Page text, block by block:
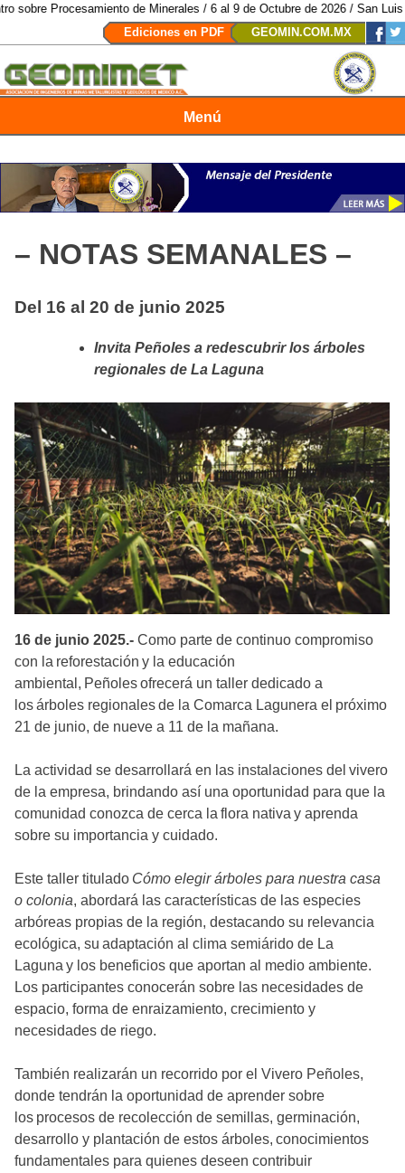
de Minerales / 6 al 9 de Octubre de 2026 / San Luis Potosí, SLP //
Ediciones en PDF
GEOMIN.COM.MX
Menú
– NOTAS SEMANALES –
Del 16 al 20 de junio 2025
Invita Peñoles a redescubrir los árboles
regionales de La Laguna
16 de junio 2025.- Como parte de continuo compromiso
con la reforestación y la educación
ambiental, Peñoles ofrecerá un taller dedicado a
los árboles regionales de la Comarca Lagunera el próximo
21 de junio, de nueve a 11 de la mañana.
La actividad se desarrollará en las instalaciones del vivero
de la empresa, brindando así una oportunidad para que la
comunidad conozca de cerca la flora nativa y aprenda
sobre su importancia y cuidado.
Este taller titulado Cómo elegir árboles para nuestra casa
o colonia, abordará las características de las especies
arbóreas propias de la región, destacando su relevancia
ecológica, su adaptación al clima semiárido de La
Laguna y los beneficios que aportan al medio ambiente.
Los participantes conocerán sobre las necesidades de
espacio, forma de enraizamiento, crecimiento y
necesidades de riego.
También realizarán un recorrido por el Vivero Peñoles,
donde tendrán la oportunidad de aprender sobre
los procesos de recolección de semillas, germinación,
desarrollo y plantación de estos árboles, conocimientos
fundamentales para quienes deseen contribuir